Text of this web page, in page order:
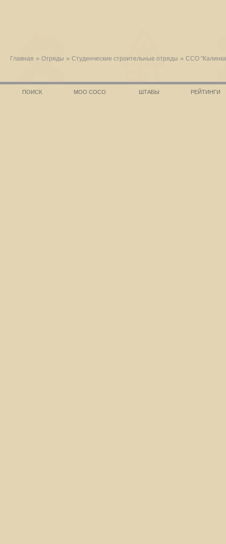
Главная » Отряды » Студенческие строительные отряды » ССО
ПОИСК МОО СОСО ШТАБЫ РЕЙТИНГИ